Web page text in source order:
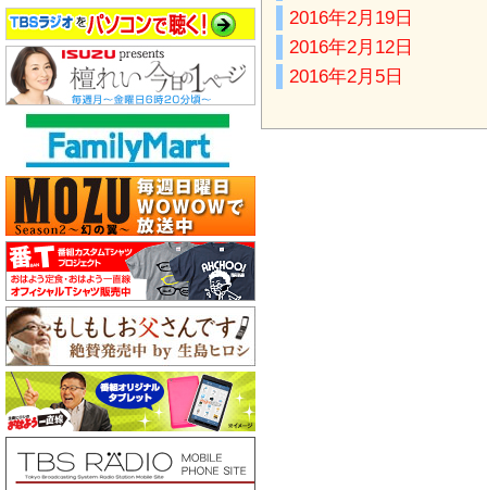
2016年2月19日
2016年2月12日
2016年2月5日